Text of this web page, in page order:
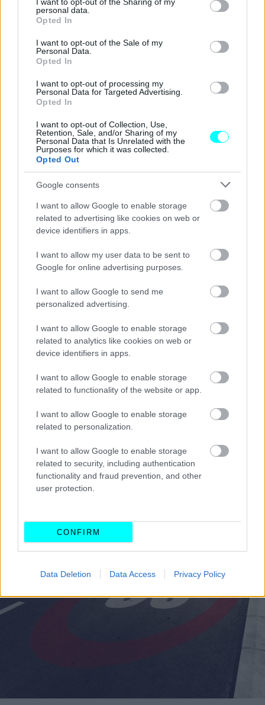
grant or deny consent to Google and its third-party tags to
use your data for below specified purposes in below Google
consent section.
personal data.
Opted In
I want to opt-out of the Sale of my
Personal Data.
Opted In
I want to opt-out of processing my
Personal Data for Targeted Advertising.
Opted In
I want to opt-out of Collection, Use,
Retention, Sale, and/or Sharing of my
Personal Data that Is Unrelated with the
Purposes for which it was collected.
Opted Out
Google consents
I want to allow Google to enable storage
related to advertising like cookies on web or
device identifiers in apps.
I want to allow my user data to be sent to
Google for online advertising purposes.
I want to allow Google to send me
personalized advertising.
I want to allow Google to enable storage
related to analytics like cookies on web or
device identifiers in apps.
I want to allow Google to enable storage
related to functionality of the website or app.
I want to allow Google to enable storage
related to personalization.
I want to allow Google to enable storage
related to security, including authentication
functionality and fraud prevention, and other
user protection.
CONFIRM
Data Deletion Data Access Privacy Policy
ορίου ταχύτητας στα
90 χλμ./ώραεναρμονίζει το εθνικό πλαίσιο με τα
ομαλότερη κυκλοφορία στους αυτοκινητοδρόμους, στη
οχημάτωνκαι της υπόλοιπης κυκλοφορίας, καθώς και
στη βελτίωση της αποδοτικότητας τωνεμπορευματικών
μεταφορών, πάντοτε με σεβασμό στην οδική ασφάλεια.